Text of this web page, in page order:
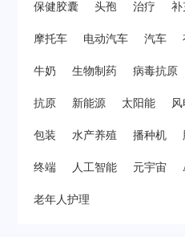
保健胶囊 头孢 治疗 补
摩托车 电动汽车 汽车
牛奶 生物制药 病毒抗原
抗原 新能源 太阳能 风
包装 水产养殖 播种机
终端 人工智能 元宇宙
老年人护理